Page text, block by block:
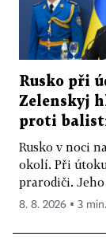
Rusko při
Zelenskyj
proti
Rusko v noci
okolí. Při
prarodiči.
8. 8. 2026 ▪ 3